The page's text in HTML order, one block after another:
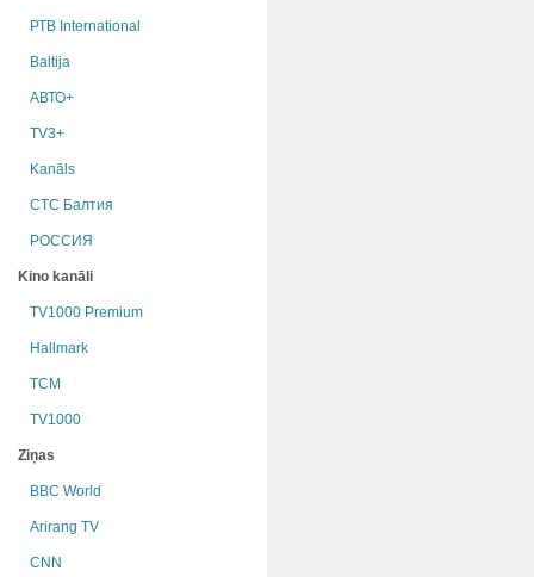
РТB International
Baltija
АВТО+
TV3+
Kanāls
СТС Балтия
РОССИЯ
Kino kanāli
TV1000 Premium
Hallmark
TCM
TV1000
Ziņas
BBC World
Arirang TV
CNN